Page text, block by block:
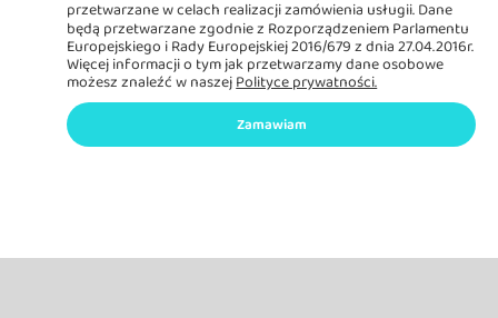
przetwarzane w celach realizacji zamówienia usługii. Dane
będą przetwarzane zgodnie z Rozporządzeniem Parlamentu
Europejskiego i Rady Europejskiej 2016/679 z dnia 27.04.2016r.
Więcej informacji o tym jak przetwarzamy dane osobowe
możesz znaleźć w naszejPolityce prywatności.
Zamawiam